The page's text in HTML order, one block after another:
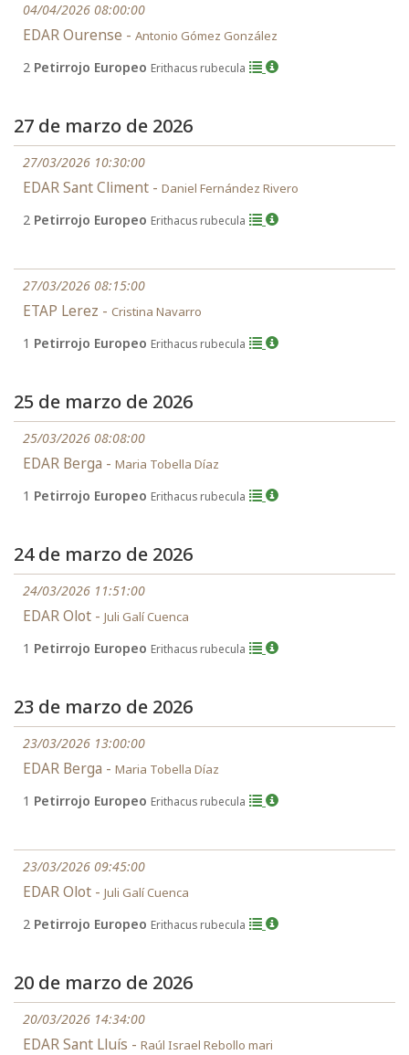
04/04/2026 08:00:00
EDAR Ourense - Antonio Gómez González
2 Petirrojo Europeo Erithacus rubecula
27 de marzo de 2026
27/03/2026 10:30:00
EDAR Sant Climent - Daniel Fernández Rivero
2 Petirrojo Europeo Erithacus rubecula
27/03/2026 08:15:00
ETAP Lerez - Cristina Navarro
1 Petirrojo Europeo Erithacus rubecula
25 de marzo de 2026
25/03/2026 08:08:00
EDAR Berga - Maria Tobella Díaz
1 Petirrojo Europeo Erithacus rubecula
24 de marzo de 2026
24/03/2026 11:51:00
EDAR Olot - Juli Galí Cuenca
1 Petirrojo Europeo Erithacus rubecula
23 de marzo de 2026
23/03/2026 13:00:00
EDAR Berga - Maria Tobella Díaz
1 Petirrojo Europeo Erithacus rubecula
23/03/2026 09:45:00
EDAR Olot - Juli Galí Cuenca
2 Petirrojo Europeo Erithacus rubecula
20 de marzo de 2026
20/03/2026 14:34:00
EDAR Sant Lluís - Raúl Israel Rebollo mari